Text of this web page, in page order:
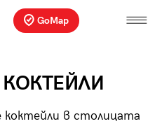
GoMap
в столицата